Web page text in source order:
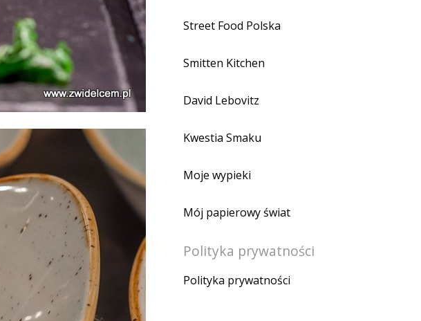
Street Food Polska
Smitten Kitchen
David Lebovitz
Kwestia Smaku
Moje wypieki
Mój papierowy świat
Polityka prywatności
Polityka prywatności